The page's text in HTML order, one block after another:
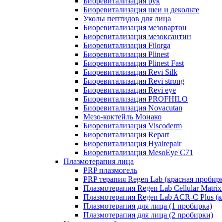
Биоревитализация шеи и декольте
Уколы пептидов для лица
Биоревитализация мезовартон
Биоревитализация мезоксантин
Биоревитализация Filorga
Биоревитализация Plinest
Биоревитализация Plinest Fast
Биоревитализация Revi Silk
Биоревитализация Revi strong
Биоревитализация Revi eye
Биоревитализация PROFHILO
Биоревитализация Novacutan
Мезо-коктейль Монако
Биоревитализация Viscoderm
Биоревитализация Repart
Биоревитализация Hyalrepair
Биоревитализация MesoEye C71
Плазмотерапия лица
PRP плазмогель
PRP терапия Regen Lab (красная
Плазмотерапия Regen Lab Cellular
Плазмотерапия Regen Lab ACR-C Plus
Плазмотерапия для лица (1 пробирка)
Плазмотерапия для лица (2 пробирки)